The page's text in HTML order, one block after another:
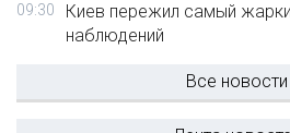
09:30
Киев пережил самый
наблюдений
Все новости